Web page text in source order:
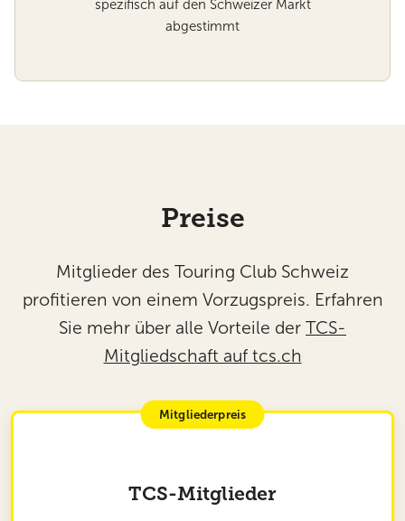
spezifisch auf den Schweizer Markt
abgestimmt
Preise
Mitglieder des Touring Club Schweiz
profitieren von einem Vorzugspreis. Erfahren
Sie mehr über alle Vorteile der TCS-
Mitgliedschaft auf tcs.ch
Mitgliederpreis
TCS-Mitglieder